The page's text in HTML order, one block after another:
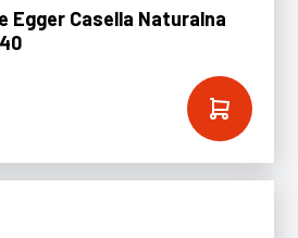
Egger Casella Naturalna